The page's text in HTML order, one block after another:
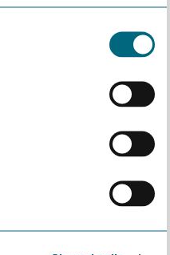
risikoen for og
Fredrik Grindland,